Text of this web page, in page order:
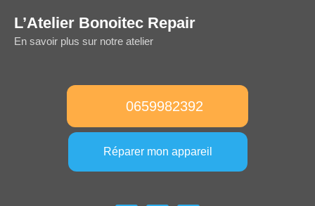
L’Atelier Bonoitec Repair
En savoir plus sur notre atelier
0659982392
Réparer mon appareil